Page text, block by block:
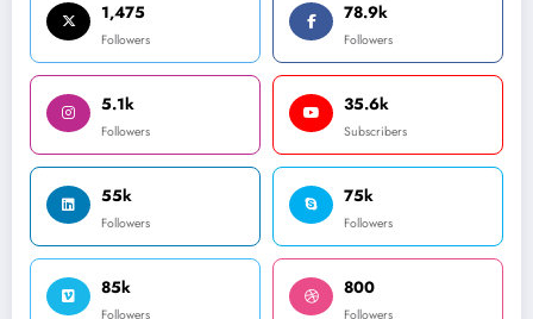
1,475
Followers
78.9k
Followers
5.1k
Followers
35.6k
Subscribers
55k
Followers
75k
Followers
85k
Followers
800
Followers